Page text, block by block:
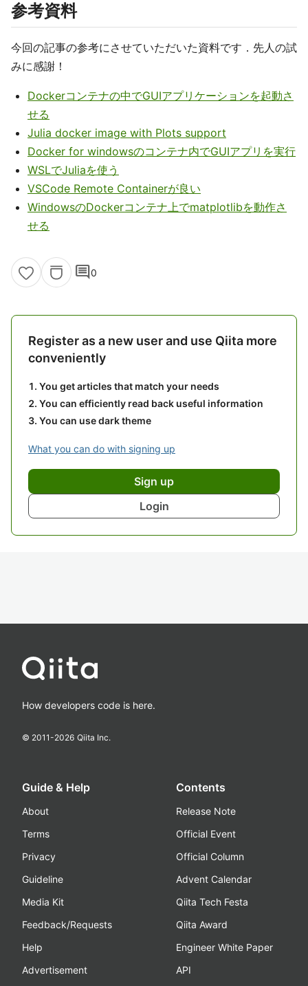
参考資料
今回の記事の参考にさせていただいた資料です．先人の試
みに感謝！
Dockerコンテナの中でGUIアプリケーションを起動さ
せる
Julia docker image with Plots support
Docker for windowsのコンテナ内でGUIアプリを実行
WSLでJuliaを使う
VSCode Remote Containerが良い
WindowsのDockerコンテナ上でmatplotlibを動作さ
せる
comment0
Register as a new user and use Qiita more
conveniently
You get articles that match your needs
You can efficiently read back useful information
You can use dark theme
What you can do with signing up
Sign up
Login
How developers code is here.
© 2011-2026 Qiita Inc.
Guide & Help
About
Terms
Privacy
Guideline
Media Kit
Feedback/Requests
Help
Advertisement
Contents
Release Note
Official Event
Official Column
Advent Calendar
Qiita Tech Festa
Qiita Award
Engineer White Paper
API